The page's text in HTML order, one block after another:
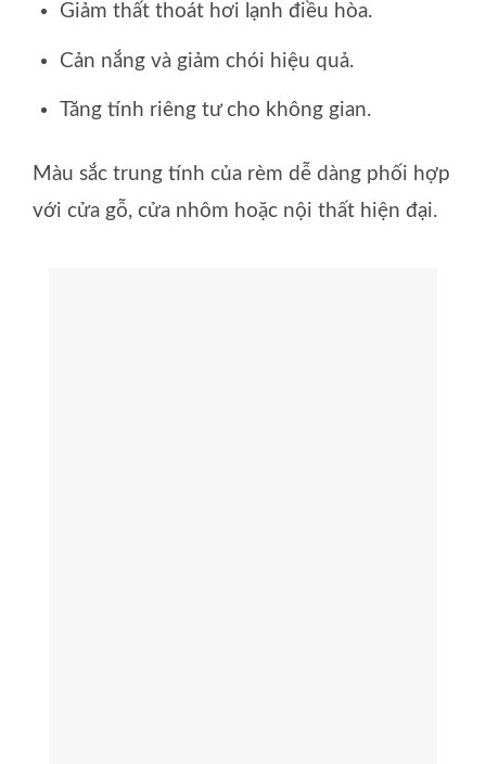
Giảm thất thoát hơi lạnh điều hòa.
Cản nắng và giảm chói hiệu quả.
Tăng tính riêng tư cho không gian.
Màu sắc trung tính của rèm dễ dàng phối hợp
với cửa gỗ, cửa nhôm hoặc nội thất hiện đại.